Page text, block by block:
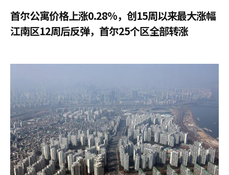
首尔公寓价格上涨0.28%，创15周以来最大涨幅
江南区12周后反弹，首尔25个区全部转涨